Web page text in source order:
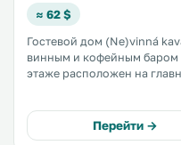
≈ 62 $
Гостевой дом (Ne)vinná
винным и кофейным баром
этаже расположен на
биологически чистый кофе,
приобретенный по
Перейти →